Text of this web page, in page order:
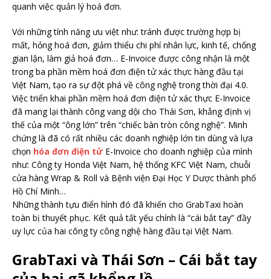
quanh việc quản lý hoá đơn.
Với những tính năng ưu việt như: tránh được trường hợp bị
mất, hỏng hoá đơn, giảm thiểu chi phí nhân lực, kinh tế, chống
gian lận, làm giả hoá đơn… E-Invoice được công nhận là một
trong ba phần mềm hoá đơn điện tử xác thực hàng đầu tại
Việt Nam, tạo ra sự đột phá về công nghệ trong thời đại 4.0.
Việc triển khai phần mềm hoá đơn điện tử xác thực E-Invoice
đã mang lại thành công vang dội cho Thái Sơn, khẳng định vị
thế của một “ông lớn” trên “chiếc bàn tròn công nghệ”. Minh
chứng là đã có rất nhiều các doanh nghiệp lớn tin dùng và lựa
chọn hóa đơn điện tửE-Invoice cho doanh nghiệp của mình
như: Công ty Honda Việt Nam, hệ thống KFC Việt Nam, chuỗi
cửa hàng Wrap & Roll và Bệnh viện Đại Học Y Dược thành phố
Hồ Chí Minh…
Những thành tựu điển hình đó đã khiến cho GrabTaxi hoàn
toàn bị thuyết phục. Kết quả tất yếu chính là “cái bắt tay” đầy
uy lực của hai công ty công nghệ hàng đầu tại Việt Nam.
GrabTaxi và Thái Sơn – Cái bắt tay